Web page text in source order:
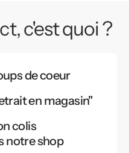
c'est quoi ?
de coeur
en magasin"
colis
notre shop